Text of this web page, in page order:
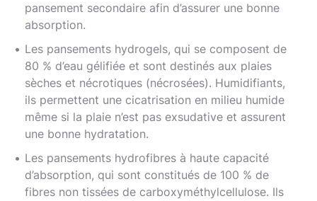
pansement secondaire afin d’assurer une bonne
absorption.
Les pansements hydrogels, qui se composent de
80 % d’eau gélifiée et sont destinés aux plaies
sèches et nécrotiques (nécrosées). Humidifiants,
ils permettent une cicatrisation en milieu humide
même si la plaie n’est pas exsudative et assurent
une bonne hydratation.
Les pansements hydrofibres à haute capacité
d’absorption, qui sont constitués de 100 % de
fibres non tissées de carboxyméthylcellulose. Ils